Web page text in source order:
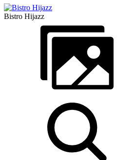
Bistro Hijazz